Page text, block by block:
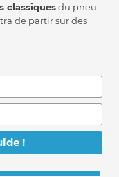
classiquesdu pneu
de partir sur des